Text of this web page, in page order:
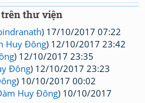
thư viện
) 17/10/2017 07:22
Huy Đông) 12/10/2017 23:42
) 12/10/2017 23:35
Đông) 12/10/2017 23:23
) 10/10/2017 00:02
Huy Đông) 10/10/2017